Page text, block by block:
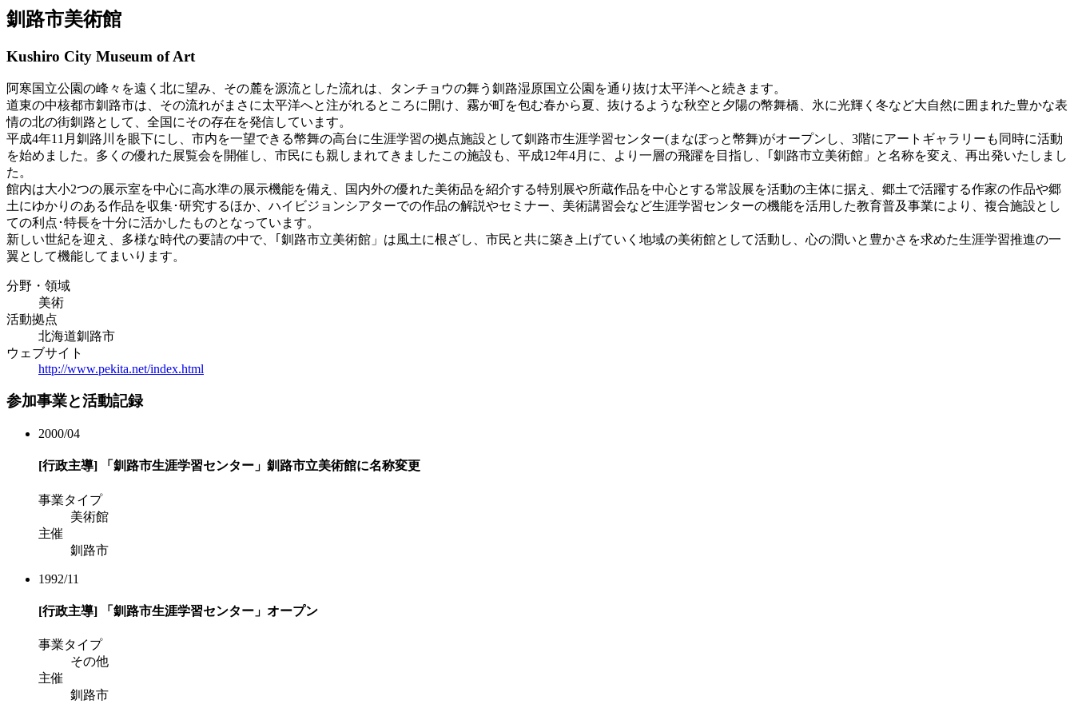
釧路市美術館
Kushiro City Museum of Art
阿寒国立公園の峰々を遠く北に望み、その麓を源流とした流れは、タンチョウの舞う釧路湿原国立公園を通り抜け太平洋へと続きます。
道東の中核都市釧路市は、その流れがまさに太平洋へと注がれるところに開け、霧が町を包む春から夏、抜けるような秋空と夕陽の幣舞橋、氷に光輝く冬など大自然に囲まれた豊かな表
情の北の街釧路として、全国にその存在を発信しています。
平成4年11月釧路川を眼下にし、市内を一望できる幣舞の高台に生涯学習の拠点施設として釧路市生涯学習センター(まなぼっと幣舞)がオープンし、3階にアートギャラリーも同時に活動
を始めました。多くの優れた展覧会を開催し、市民にも親しまれてきましたこの施設も、平成12年4月に、より一層の飛躍を目指し、｢釧路市立美術館」と名称を変え、再出発いたしまし
た。
館内は大小2つの展示室を中心に高水準の展示機能を備え、国内外の優れた美術品を紹介する特別展や所蔵作品を中心とする常設展を活動の主体に据え、郷土で活躍する作家の作品や郷
土にゆかりのある作品を収集･研究するほか、ハイビジョンシアターでの作品の解説やセミナー、美術講習会など生涯学習センターの機能を活用した教育普及事業により、複合施設とし
ての利点･特長を十分に活かしたものとなっています。
新しい世紀を迎え、多様な時代の要請の中で、｢釧路市立美術館」は風土に根ざし、市民と共に築き上げていく地域の美術館として活動し、心の潤いと豊かさを求めた生涯学習推進の一
翼として機能してまいります。
分野・領域
美術
活動拠点
北海道釧路市
ウェブサイト
http://www.pekita.net/index.html
参加事業と活動記録
2000/04
[行政主導] 「釧路市生涯学習センター」釧路市立美術館に名称変更
事業タイプ
美術館
主催
釧路市
1992/11
[行政主導] 「釧路市生涯学習センター」オープン
事業タイプ
その他
主催
釧路市